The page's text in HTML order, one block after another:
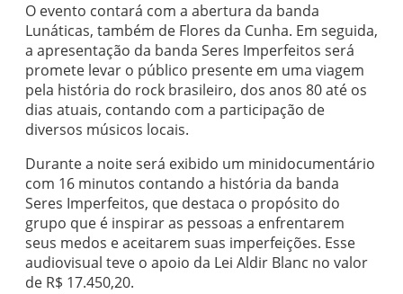
O evento contará com a abertura da banda
Lunáticas, também de Flores da Cunha. Em seguida,
a apresentação da banda Seres Imperfeitos será
promete levar o público presente em uma viagem
pela história do rock brasileiro, dos anos 80 até os
dias atuais, contando com a participação de
diversos músicos locais.
Durante a noite será exibido um minidocumentário
com 16 minutos contando a história da banda
Seres Imperfeitos, que destaca o propósito do
grupo que é inspirar as pessoas a enfrentarem
seus medos e aceitarem suas imperfeições. Esse
audiovisual teve o apoio da Lei Aldir Blanc no valor
de R$ 17.450,20.